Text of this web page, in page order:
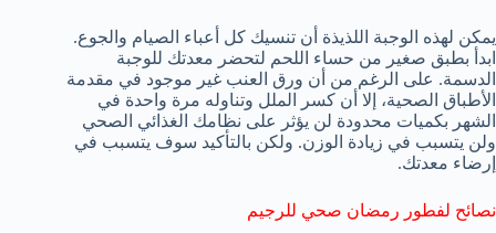
يمكن لهذه الوجبة اللذيذة أن تنسيك كل أعباء الصيام والجوع.
ابدأ بطبق صغير من حساء اللحم لتحضر معدتك للوجبة
الدسمة. على الرغم من أن ورق العنب غير موجود في مقدمة
الأطباق الصحية، إلا أن كسر الملل وتناوله مرة واحدة في
الشهر بكميات محدودة لن يؤثر على نظامك الغذائي الصحي
ولن يتسبب في زيادة الوزن. ولكن بالتأكيد سوف يتسبب في
إرضاء معدتك.
نصائح لفطور رمضان صحي للرجيم